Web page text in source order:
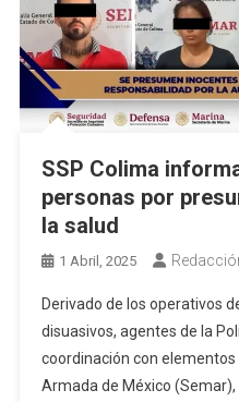
SSP Colima
personas por
la salud
1 Abril, 2025
Derivado de los operativos
disuasivos, agentes de la
coordinación con
Armada de México